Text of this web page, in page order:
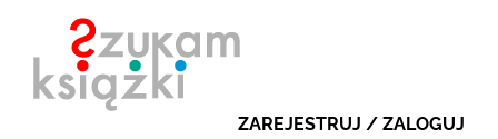
ZAREJESTRUJ / ZALOGUJ